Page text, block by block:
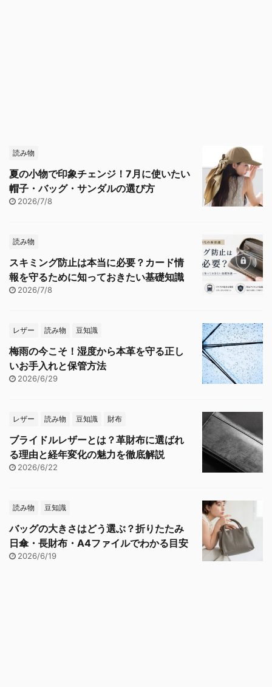
読み物
夏の小物で印象チェンジ！7月に使いたい
帽子・バッグ・サンダルの選び方
2026/7/8
読み物
スキミング防止は本当に必要？カード情
報を守るために知っておきたい基礎知識
2026/7/8
レザー 読み物 豆知識
梅雨の今こそ！湿度から本革を守る正し
いお手入れと保管方法
2026/6/29
レザー 読み物 豆知識 財布
ブライドルレザーとは？革財布に選ばれ
る理由と経年変化の魅力を徹底解説
2026/6/22
読み物 豆知識
バッグの大きさはどう選ぶ？折りたたみ
日傘・長財布・A4ファイルでわかる目安
2026/6/19